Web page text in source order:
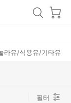
라유/식용유/기타유
필터